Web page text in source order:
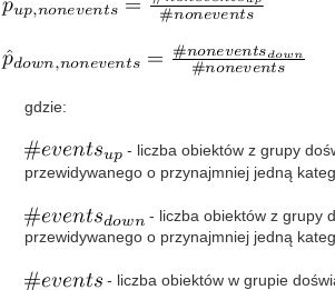
gdzie:
- liczba obiektów z grupy
przewidywanego o przynajmniej jedną
- liczba obiektów z grupy
przewidywanego o przynajmniej jedną
- liczba obiektów w grupie